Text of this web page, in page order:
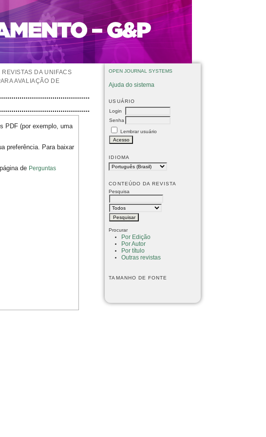
OPEN JOURNAL SYSTEMS
Ajuda do sistema
USUÁRIO
Login
Senha
Lembrar usuário
IDIOMA
CONTEÚDO DA REVISTA
Pesquisa
Procurar
Por Edição
Por Autor
Por título
Outras revistas
TAMANHO DE FONTE
REVISTAS DA UNIFACS
AVALIAÇÃO DE
PDF (por exemplo, uma
preferência. Para baixar
de Perguntas